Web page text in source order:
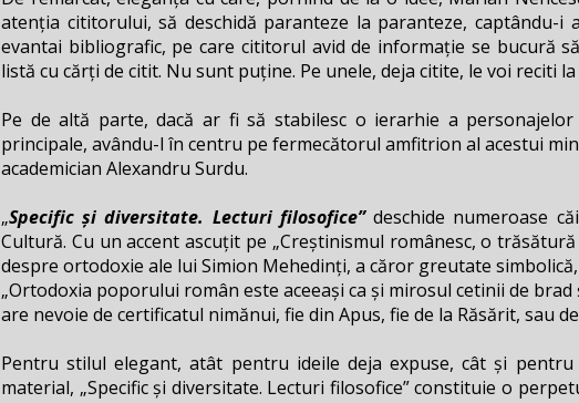
atenția cititorului, să deschidă paranteze la paranteze,
evantai bibliografic, pe care cititorul avid de informație se bucură
listă cu cărți de citit. Nu sunt puține. Pe unele, deja citite, le voi reciti
Pe de altă parte, dacă ar fi să stabilesc o ierarhie a
principale, avându-l în centru pe fermecătorul amfitrion al acestui
academician Alexandru Surdu.
„Specific și diversitate. Lecturi filosofice”deschide numeroase
Cultură. Cu un accent ascuțit pe „Creștinismul românesc, o
despre ortodoxie ale lui Simion Mehedinți, a căror greutate
„Ortodoxia poporului român este aceeași ca și mirosul cetinii de
are nevoie de certificatul nimănui, fie din Apus, fie de la Răsărit, sau
Pentru stilul elegant, atât pentru ideile deja expuse, cât și
material, „Specific și diversitate. Lecturi filosofice” constituie o